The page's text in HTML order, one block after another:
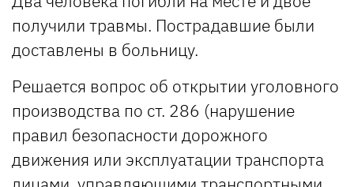
получили травмы. Пострадавшие были
доставлены в больницу.
Решается вопрос об открытии уголовного
производства по ст. 286 (нарушение
правил безопасности дорожного
движения или эксплуатации транспорта